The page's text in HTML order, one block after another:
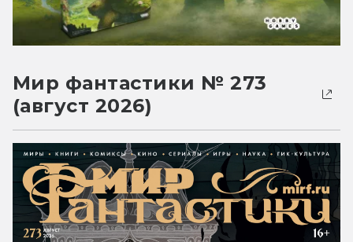
Мир фантастики № 273
(август 2026)